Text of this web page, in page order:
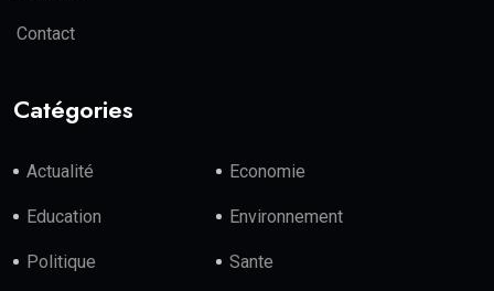
Contact
Catégories
Actualité Economie
Education Environnement
Politique Sante